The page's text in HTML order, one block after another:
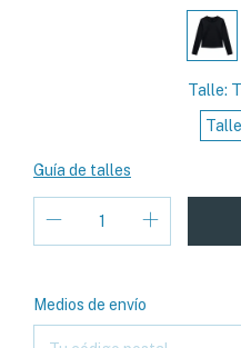
Talle:
Guía de talles
Entregas para el CP:
Medios de envío